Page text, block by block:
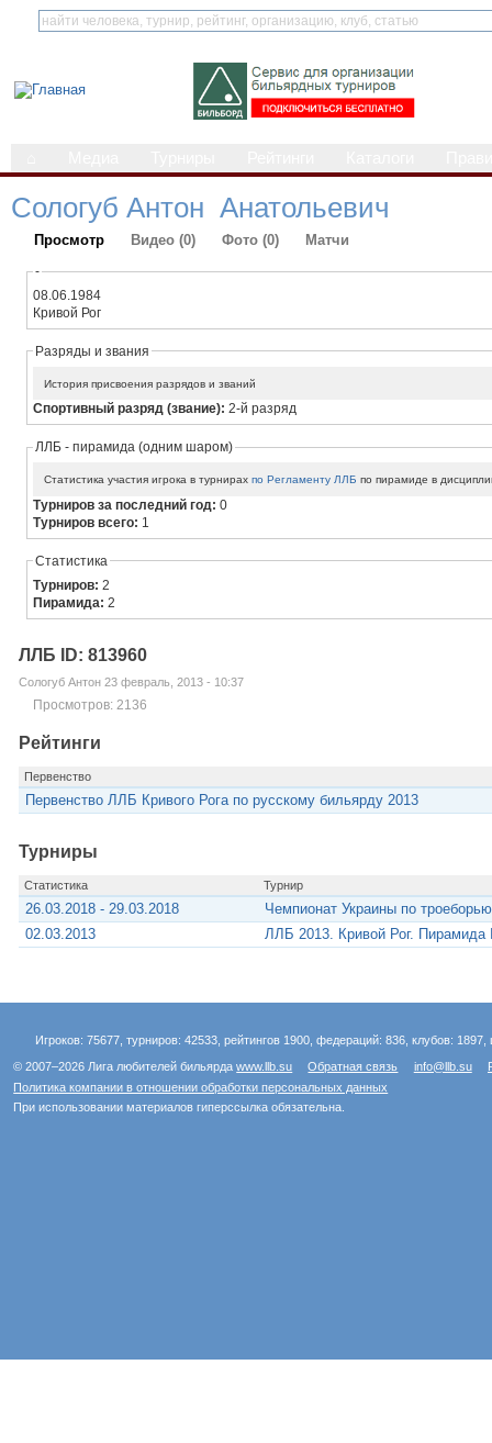
Сологуб Антон Анатольевич
Просмотр Видео (0) Фото (0) Матчи
-
08.06.1984
Кривой Рог
Разряды и звания
История присвоения разрядов и званий
Спортивный разряд (звание):2-й разряд
ЛЛБ - пирамида (одним шаром)
Статистика участия игрока в турнирахпо Регламенту ЛЛБ по пирамиде в
Турниров за последний год:0
Турниров всего: 1
Статистика
Турниров:2
Пирамида:2
ЛЛБ ID: 813960
Сологуб Антон 23 февраль, 2013 - 10:37
Просмотров: 2136
Рейтинги
Первенство
Первенство ЛЛБ Кривого Рога по русскому бильярду 2013
Турниры
Статистика Турнир
26.03.2018 - 29.03.2018
Чемпионат Украины по
02.03.2013
ЛЛБ 2013. Кривой Рог.
Игроков: 75677, турниров: 42533, рейтингов 1900, федераций: 836, клубов:
© 2007–2026 Лига любителей бильярдаwww.llb.su Обратная связь info@llb.su
Политика компании в отношении обработки персональных данных
При использовании материалов гиперссылка обязательна.